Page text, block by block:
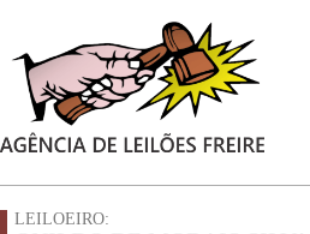
LEILOEIRO: